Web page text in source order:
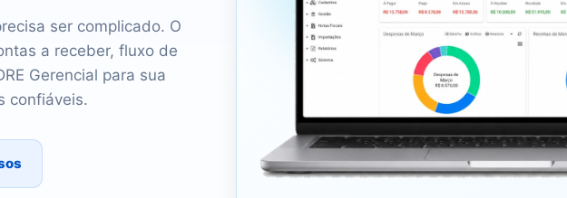
ser complicado. O
a receber, fluxo de
Gerencial para sua
confiáveis.